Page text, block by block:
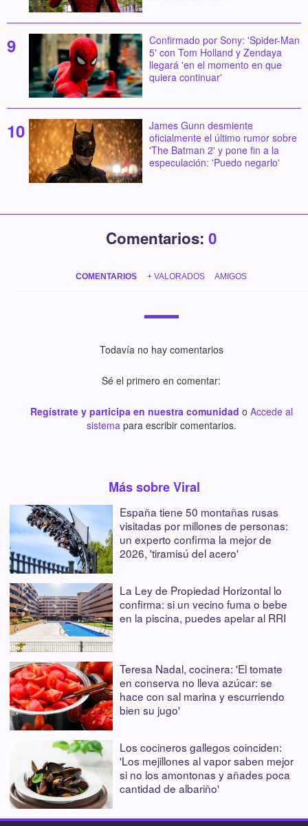
Confirmado por Sony: 'Spider-Man
5' con Tom Holland y Zendaya
llegará 'en el momento en que
quiera continuar'
James Gunn desmiente
oficialmente el último rumor sobre
'The Batman 2' y pone fin a la
especulación: 'Puedo negarlo'
Comentarios: 0
COMENTARIOS + VALORADOS AMIGOS
Todavía no hay comentarios
Sé el primero en comentar:
Regístrate y participa en nuestra comunidad o Accede al
sistemapara escribir comentarios.
Más sobre Viral
España tiene 50 montañas rusas
visitadas por millones de personas:
un experto confirma la mejor de
2026, 'tiramisú del acero'
La Ley de Propiedad Horizontal lo
confirma: si un vecino fuma o bebe
en la piscina, puedes apelar al RRI
Teresa Nadal, cocinera: 'El tomate
en conserva no lleva azúcar: se
hace con sal marina y escurriendo
bien su jugo'
Los cocineros gallegos coinciden:
'Los mejillones al vapor saben mejor
si no los amontonas y añades poca
cantidad de albariño'